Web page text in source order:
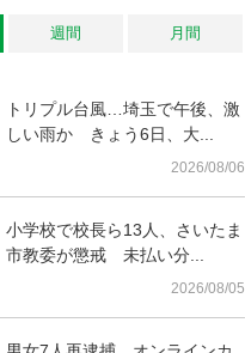
週間 月間
トリプル台風…埼玉で午後、激
しい雨か きょう6日、大...
2026/08/06
小学校で校長ら13人、さいたま
市教委が懲戒 未払い分...
2026/08/05